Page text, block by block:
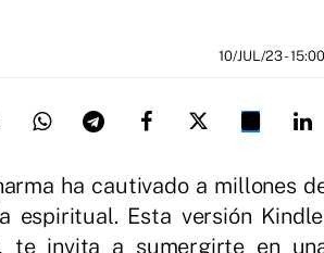
10/JUL/23- 15:00
ha cautivado a millones
espiritual. Esta versión
te invita a sumergirte en